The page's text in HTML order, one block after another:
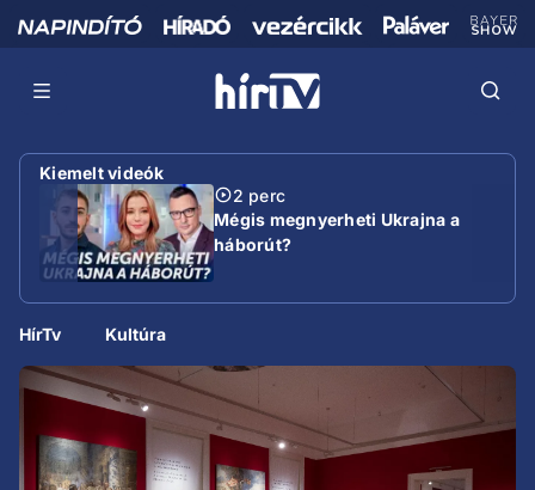
Kiemelt videók
2 perc
Mégis megnyerheti Ukrajna a
háborút?
HírTv Kultúra